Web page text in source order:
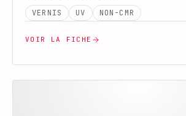
VERNIS UV NON-CMR
VOIR LA FICHE